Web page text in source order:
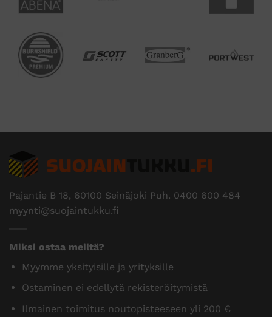
Pajantie B 18, 60100 Seinäjoki Puh. 0400 600 484
myynti@suojaintukku.fi
Miksi ostaa meiltä?
Myymme yksityisille ja yrityksille
Ostaminen ei edellytä rekisteröitymistä
Ilmainen toimitus noutopisteeseen yli 200 €